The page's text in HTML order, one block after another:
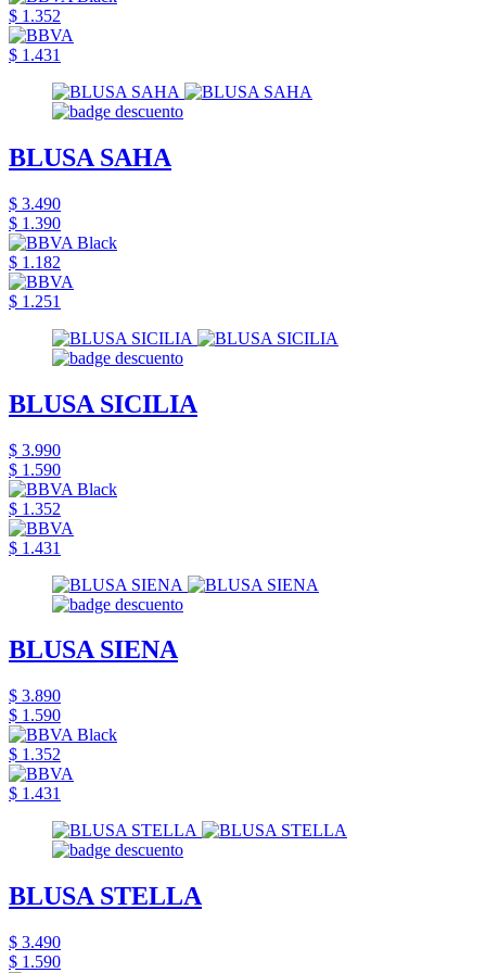
$ 1.352
$ 1.431
BLUSA SAHA
$ 3.490
$ 1.390
$ 1.182
$ 1.251
BLUSA SICILIA
$ 3.990
$ 1.590
$ 1.352
$ 1.431
BLUSA SIENA
$ 3.890
$ 1.590
$ 1.352
$ 1.431
BLUSA STELLA
$ 3.490
$ 1.590